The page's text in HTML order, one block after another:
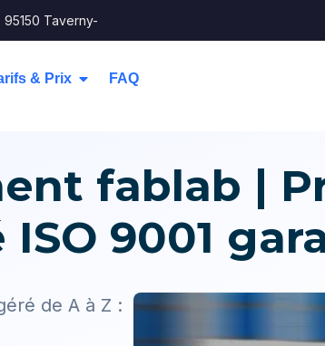
95150 Taverny-
& Prix FAQ
fablab |
9001
de A à Z :